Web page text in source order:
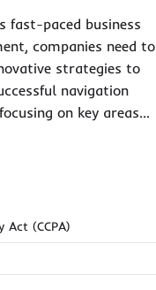
fast-paced business
companies need to
strategies to
navigation
on key areas…
Act (CCPA)